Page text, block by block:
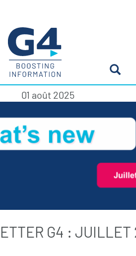
01 août 2025
G4 : JUILLET